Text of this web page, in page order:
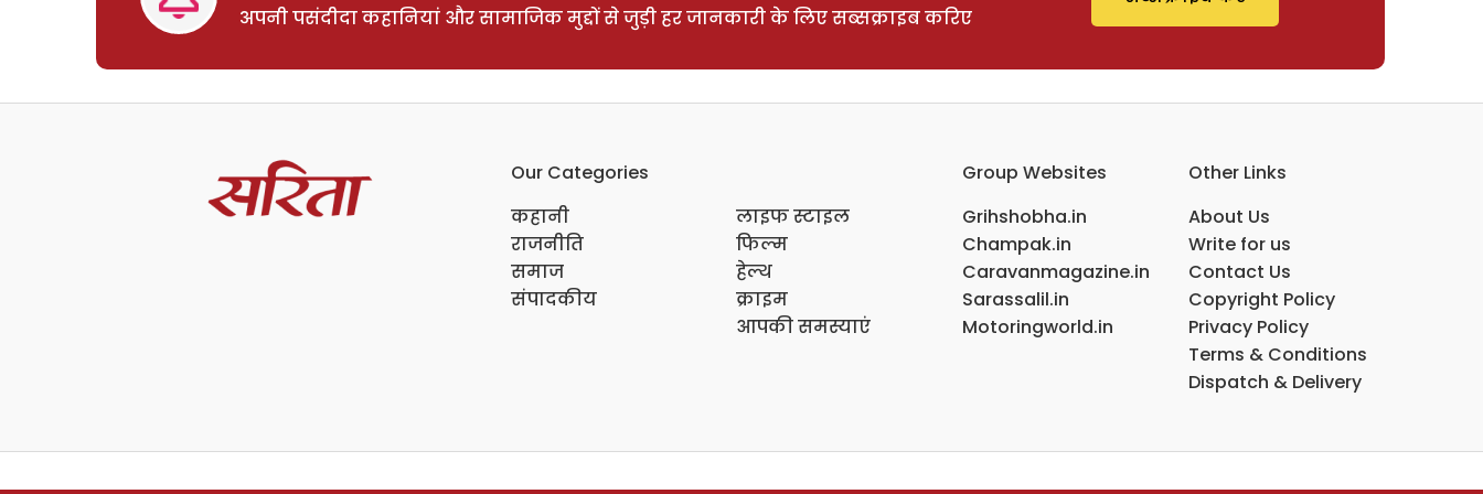
अपनी पसंदीदा कहानियां और सामाजिक मुद्दों से जुड़ी हर जानकारी के लिए सब्सक्राइब करिए
Our Categories
कहानी
राजनीति
समाज
संपादकीय
लाइफ स्टाइल
फिल्म
हेल्थ
क्राइम
आपकी समस्याएं
Group Websites
Grihshobha.in
Champak.in
Caravanmagazine.in
Sarassalil.in
Motoringworld.in
Other Links
About Us
Write for us
Contact Us
Copyright Policy
Privacy Policy
Terms & Conditions
Dispatch & Delivery